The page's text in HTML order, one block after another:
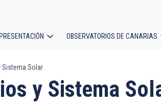
PRESENTACIÓN OBSERVATORIOS DE CANARIAS
Solar
y Sistema